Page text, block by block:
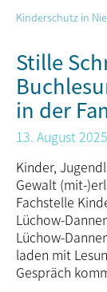
Kinderschutz in
Stille
in der
13. August 2025
Kinder,
Gewalt (mit-
Fachstelle
Lüchow-
Lüchow-
laden mit
Gespräch